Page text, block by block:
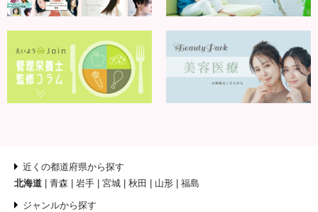
近くの都道府県から探す
北海道
青森 岩手 宮城 秋田 山形 福島
ジャンルから探す